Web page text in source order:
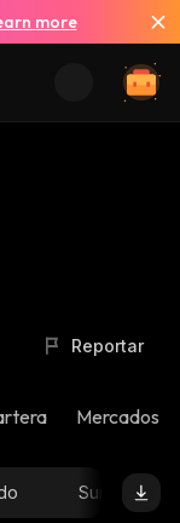
more
Reportar
Mercados
Suministro